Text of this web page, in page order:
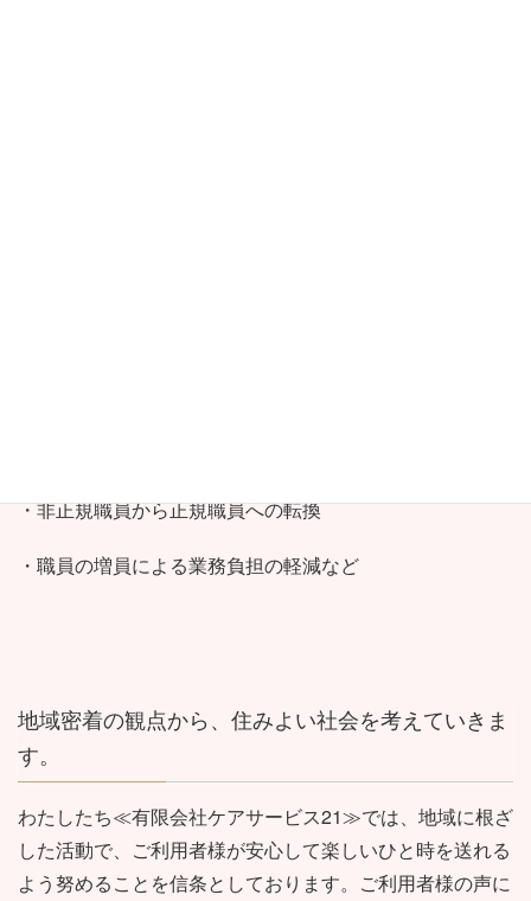
・非正規職員から正規職員への転換
・職員の増員による業務負担の軽減など
地域密着の観点から、住みよい社会を考えていきま
す。
わたしたち≪有限会社ケアサービス21≫では、地域に根ざ
した活動で、ご利用者様が安心して楽しいひと時を送れる
よう努めることを信条としております。ご利用者様の声に